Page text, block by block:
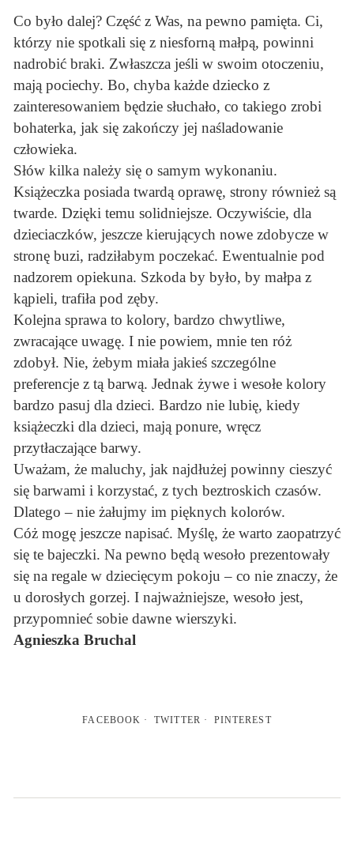
Co było dalej? Część z Was, na pewno pamięta. Ci,
którzy nie spotkali się z niesforną małpą, powinni
nadrobić braki. Zwłaszcza jeśli w swoim otoczeniu,
mają pociechy. Bo, chyba każde dziecko z
zainteresowaniem będzie słuchało, co takiego zrobi
bohaterka, jak się zakończy jej naśladowanie
człowieka.
Słów kilka należy się o samym wykonaniu.
Książeczka posiada twardą oprawę, strony również są
twarde. Dzięki temu solidniejsze. Oczywiście, dla
dzieciaczków, jeszcze kierujących nowe zdobycze w
stronę buzi, radziłabym poczekać. Ewentualnie pod
nadzorem opiekuna. Szkoda by było, by małpa z
kąpieli, trafiła pod zęby.
Kolejna sprawa to kolory, bardzo chwytliwe,
zwracające uwagę. I nie powiem, mnie ten róż
zdobył. Nie, żebym miała jakieś szczególne
preferencje z tą barwą. Jednak żywe i wesołe kolory
bardzo pasuj dla dzieci. Bardzo nie lubię, kiedy
książeczki dla dzieci, mają ponure, wręcz
przytłaczające barwy.
Uważam, że maluchy, jak najdłużej powinny cieszyć
się barwami i korzystać, z tych beztroskich czasów.
Dlatego – nie żałujmy im pięknych kolorów.
Cóż mogę jeszcze napisać. Myślę, że warto zaopatrzyć
się te bajeczki. Na pewno będą wesoło prezentowały
się na regale w dziecięcym pokoju – co nie znaczy, że
u dorosłych gorzej. I najważniejsze, wesoło jest,
przypomnieć sobie dawne wierszyki.
Agnieszka Bruchal
FACEBOOK TWITTER PINTEREST